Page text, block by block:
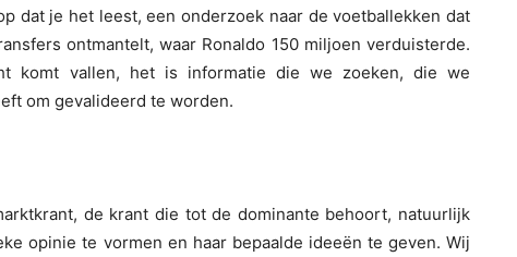
dat je het leest, een onderzoek naar de voetballekken dat
ontmantelt, waar Ronaldo 150 miljoen verduisterde.
komt vallen, het is informatie die we zoeken, die we
om gevalideerd te worden.
de krant die tot de dominante behoort, natuurlijk
opinie te vormen en haar bepaalde ideeën te geven. Wij